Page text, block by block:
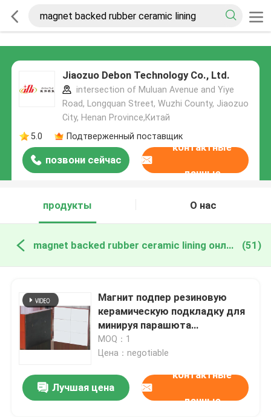
Jiaozuo Debon Technology Co., Ltd.
intersection of Muluan Avenue and Yiye
Road, Longquan Street, Wuzhi County, Jiaozuo
City, Henan Province,Китай
5.0
Подтверженный поставщик
позвони сейчас
контактные
данные
продукты О нас
magnet backed rubber ceramic lining онлайн производство (51)
Магнит подпер резиновую
керамическую подкладку для
минируя парашюта
силосохранилища цемента
MOQ：1
Цена：negotiable
Лучшая цена
контактные
данные